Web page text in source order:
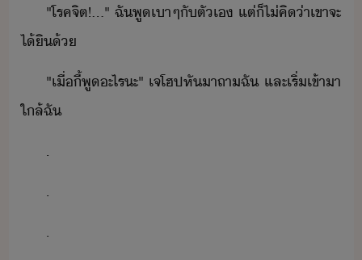
"​โรคจิต​!​...​"​ ​ฉั​พู​เา​ๆ​ั​ตัเ​ ​แต่​็​ไ่​คิ​่า​เขา​จะ​
ไ้ิ​้
"​เื่ี้​พู​ะไร​ะ​"​ ​เจ​โฮป​หัา​ถา​ฉั​ ​และ​เริ่​เข้าา​
ใล้​ฉั
.
.
.